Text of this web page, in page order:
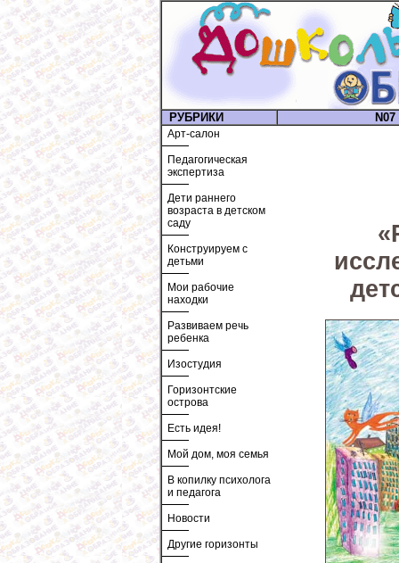
РУБРИКИ
Арт-салон
Педагогическая
экспертиза
Дети раннего
возраста в детском
саду
Конструируем с
детьми
Мои рабочие
находки
Развиваем речь
ребенка
Изостудия
Горизонтские
острова
Есть идея!
Мой дом, моя семья
В копилку психолога
и педагога
Новости
Другие горизонты